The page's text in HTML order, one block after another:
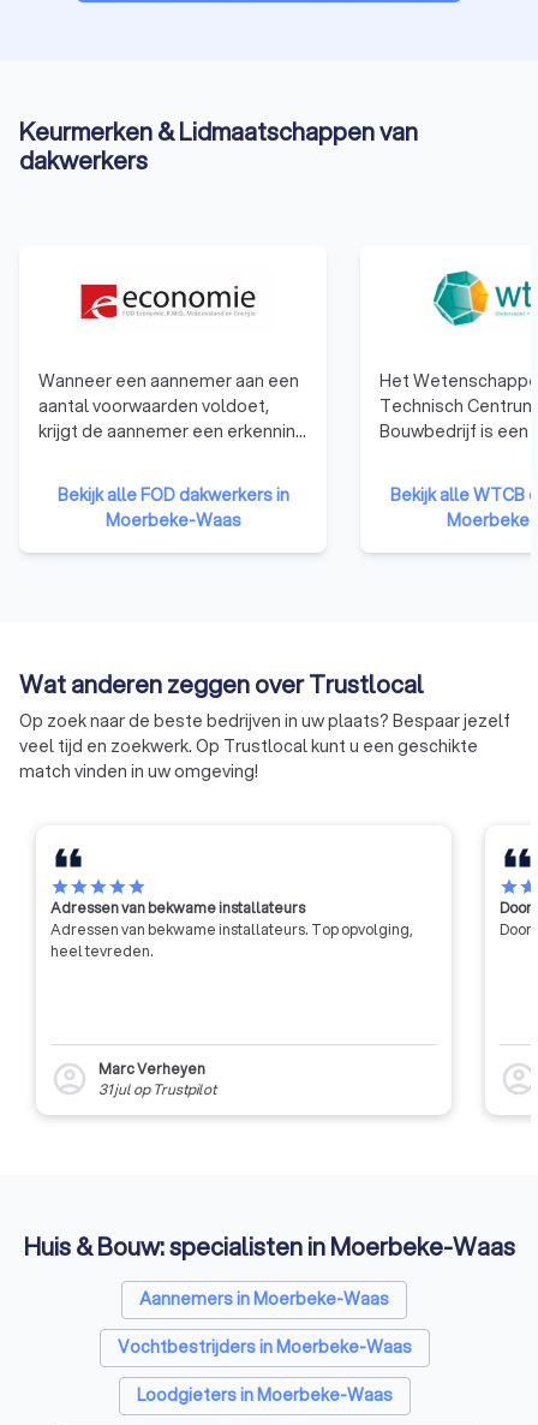
Keurmerken & Lidmaatschappen van
dakwerkers
Wanneer een aannemer aan een
aantal voorwaarden voldoet,
krijgt de aannemer een erkenning
minister op advies van de
federale erkenningscommissie.
De erkenning geeft aan de
aanbestedende overheden het
kwaliteitslabel.
Bekijk alle FOD dakwerkers in
Moerbeke-Waas
Het
Technisch
Bouwbedrijf is een
in 1960 om het
onderzoek in de
bevorderen en zo
verlenen van
voorlichting,
aan zijn leden, en
tot de algemene
van de industrie
Bekijk alle WTCB
Wat anderen zeggen over Trustlocal
Op zoek naar de beste bedrijven in uw plaats? Bespaar jezelf
veel tijd en zoekwerk. Op Trustlocal kunt u een geschikte
match vinden in uw omgeving!
starstarstarstarstar
Adressen van bekwame installateurs
Adressen van bekwame installateurs. Top opvolging,
heel tevreden.
account_circle
Marc Verheyen
31 julop Trustpilot
starstar
Door
Door
account_circle
Huis & Bouw: specialisten in Moerbeke-Waas
Aannemers in Moerbeke-Waas
Vochtbestrijders in Moerbeke-Waas
Loodgieters in Moerbeke-Waas